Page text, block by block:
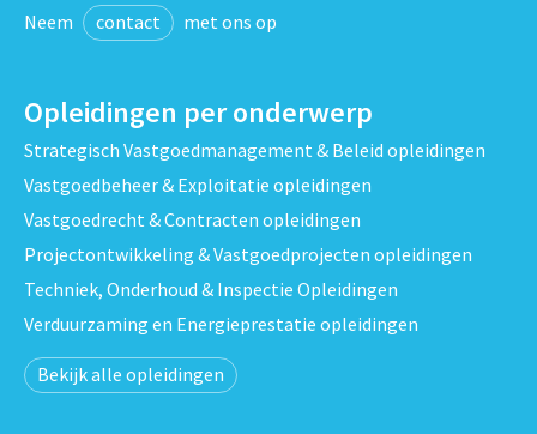
Neem contact met ons op
Opleidingen per onderwerp
Strategisch Vastgoedmanagement & Beleid opleidingen
Vastgoedbeheer & Exploitatie opleidingen
Vastgoedrecht & Contracten opleidingen
Projectontwikkeling & Vastgoedprojecten opleidingen
Techniek, Onderhoud & Inspectie Opleidingen
Verduurzaming en Energieprestatie opleidingen
Bekijk alle opleidingen